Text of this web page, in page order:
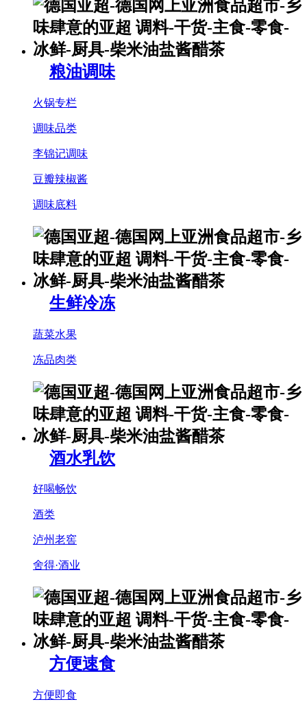
粮油调味
火锅专栏
调味品类
李锦记调味
豆瓣辣椒酱
调味底料
生鲜冷冻
蔬菜水果
冻品肉类
酒水乳饮
好喝畅饮
酒类
泸州老窖
舍得·酒业
方便速食
方便即食